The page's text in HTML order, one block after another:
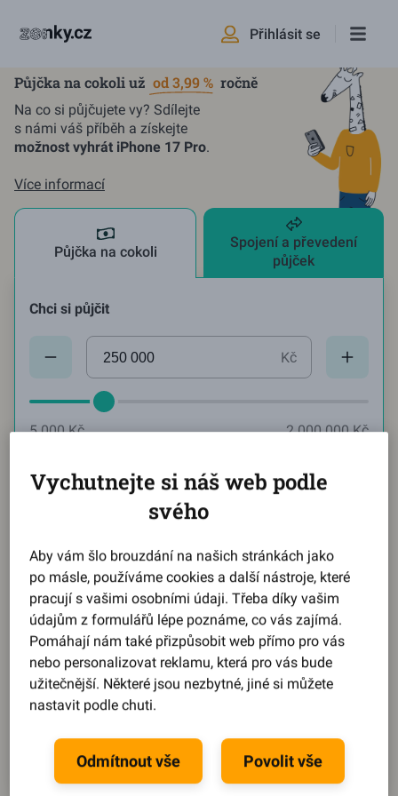
Přihlásit se
Půjčka na cokoli už od 3,99 % ročně
Na co si půjčujete vy? Sdílejte
s námi váš příběh a získejte
možnost vyhrát iPhone 17 Pro.
Více informací
Půjčka na cokoli
Spojení a převedení
půjček
Chci si půjčit
Kč
Aktuální hodnota:
5 000 Kč 2 000 000 Kč
Měsíčně chci splácet
Aktuální hodnota:2585
2 585 Kč 21 744 Kč
Reprezentativní příklad
Během pár kroků se dozvíte,jaký můžete získat úrok
Splátku, dobu splácení i výši půjčkysi pak upravíte
na míru podle svého.
Spočítat půjčku
Vychutnejte si náš web podle
svého
Aby vám šlo brouzdání na našich stránkách jako
po másle, používáme cookies a další nástroje, které
pracují s vašimi osobními údaji. Třeba díky vašim
údajům z formulářů lépe poznáme, co vás zajímá.
Pomáhají nám také přizpůsobit web přímo pro vás
nebo personalizovat reklamu, která pro vás bude
užitečnější. Některé jsou nezbytné, jiné si můžete
nastavit podle chuti.
Odmítnout vše Povolit vše